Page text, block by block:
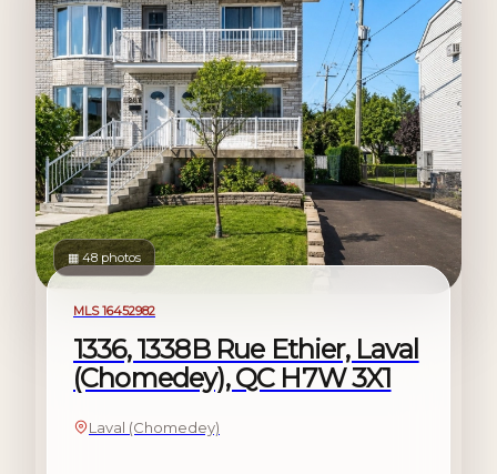
À vendre
▦ 48 photos
MLS 16452982
1336, 1338B Rue Ethier, Laval
(Chomedey), QC H7W 3X1
Laval (Chomedey)